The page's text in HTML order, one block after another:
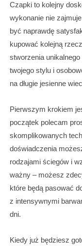
Czapki to kolejny
wykonanie nie
być naprawdę
kupować kolejną
stworzenia
twojego stylu i
na długie jesienne
Pierwszym krokiem
początek polecam
skomplikowanych
doświadczenia
rodzajami ściegów i
ważny – możesz
które będą pasować
z intensywnymi
dni.
Kiedy już będziesz